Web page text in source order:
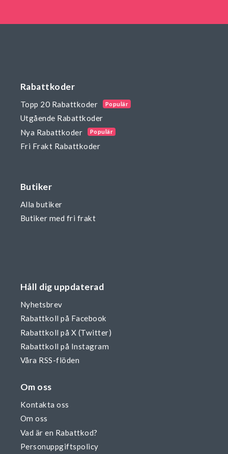
Rabattkoder
Topp 20 Rabattkoder Populär
Utgående Rabattkoder
Nya Rabattkoder
Populär
Fri Frakt Rabattkoder
Butiker
Alla butiker
Butiker med fri frakt
Håll dig uppdaterad
Nyhetsbrev
Rabattkoll på Facebook
Rabattkoll på X (Twitter)
Rabattkoll på Instagram
Våra RSS-flöden
Om oss
Kontakta oss
Om oss
Vad är en Rabattkod?
Personuppgiftspolicy